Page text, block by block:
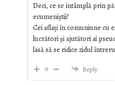
Deci, ce se íntâmplă prin
ecumeniștii?
Cei aflați în comuniune cu
lucrători și ajutători ai
lasă să se ridice zidul
0
Reply